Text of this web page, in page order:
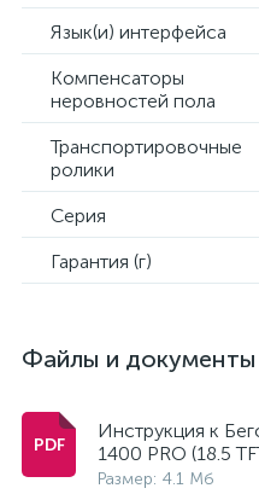
Язык(и) интерфейса
Компенсаторы
неровностей пола
Транспортировочные
ролики
Серия
Гарантия (г)
Файлы и документы
Инструкция к
1400 PRO (18.5
Размер: 4.1 Мб